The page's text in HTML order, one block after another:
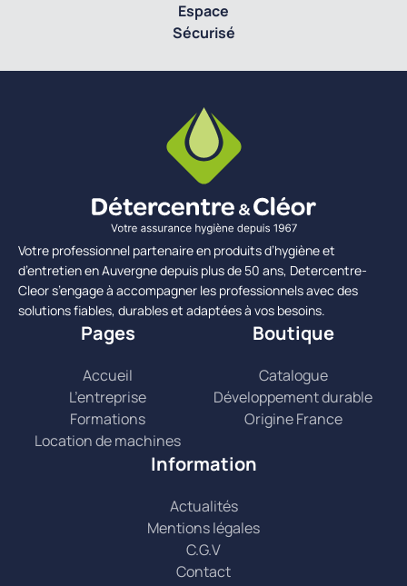
Espace
Sécurisé
Votre professionnel partenaire en produits d’hygiène et
d’entretien en Auvergne depuis plus de 50 ans, Detercentre-
Cleor s’engage à accompagner les professionnels avec des
solutions fiables, durables et adaptées à vos besoins.
Pages
Accueil
L’entreprise
Formations
Location de machines
Boutique
Catalogue
Développement durable
Origine France
Information
Actualités
Mentions légales
C.G.V
Contact